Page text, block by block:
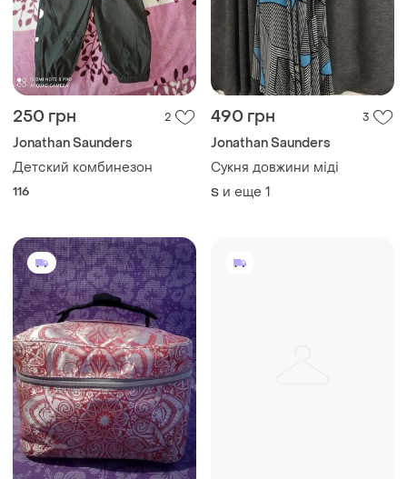
250 грн 2
Jonathan Saunders
Детский комбинезон
116
490 грн 3
Jonathan Saunders
Сукня довжини міді
S и еще 1